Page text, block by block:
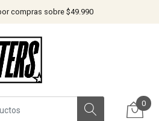
compras sobre $49.990
0